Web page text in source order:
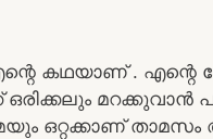
കഥയാണ് . എന്റെ
മറക്കുവാൻ
ഒറ്റക്കാണ്